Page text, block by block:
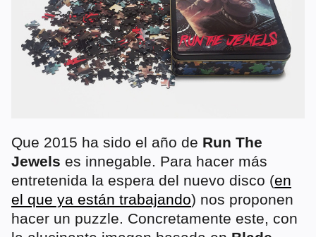
Que 2015 ha sido el año de Run The
Jewels es innegable. Para hacer más
entretenida la espera del nuevo disco (en
el que ya están trabajando) nos proponen
hacer un puzzle. Concretamente este, con